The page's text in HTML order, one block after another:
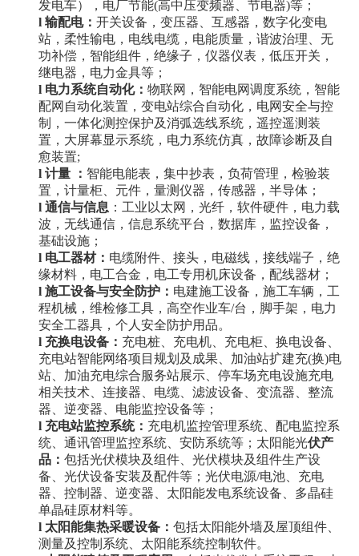
发电车），电厂节能(高中压变频器、节电器)等；
l 输配电： 开关设备，变压器、互感器，数字化变电
站，柔性输电，电线电缆，电能质量，谐波治理、无
功补偿，智能组件，绝缘子，仪器仪表，低压开关，
继电器，电力金具等；
l 电力系统自动化： 物联网，智能电网调度系统，智能
配网自动化装置，变电站综合自动化，电网安全与控
制，一体化测控保护及消弧选线系统，遥控遥测装
置，大屏幕显示系统，电力系统仿真，故障诊断及自
愈装置;
l 计量 ： 智能电能表，集中抄表，负荷管理，检验装
置，计量柜、元件，量测仪器，传感器，半导体；
l 通信与信息 ：工业以太网，光纤，软件硬件，电力载
波，无线通信，信息系统平台，数据库，监控设备，
基础设施；
l 电工器材： 电缆附件、接头，电磁线，接线端子，绝
缘材料，电工合金，电工专用机床设备，配线器材；
l 施工设备与安全防护： 电建施工设备，施工车辆，工
程机械，维检修工具，高空作业车/台，脚手架，电力
安全工器具，个人安全防护用品。
l 充换电设备： 充电桩、充电机、充电柜、换电设备、
充电站智能网络项目规划及成果、加油站扩建充(换)电
站、加油充电综合服务站展示、停车场充电设施充电
相关技术、连接器、电缆、滤波设备、变流器、整流
器、逆变器、电能监控设备等；
l 充电站监控系统： 充电机监控管理系统、配电监控系
统、通讯管理监控系统、安防系统等；太阳能光伏产
品： 包括光伏模块及组件、光伏模块及组件生产设
备、光伏设备安装及配件等；光伏电源/电池、充电
器、控制器、逆变器、太阳能发电系统设备、多晶硅
单晶硅原材料等。
l 太阳能集热采暖设备： 包括太阳能外墙及屋顶组件、
测量及控制系统、太阳能系统控制软件。